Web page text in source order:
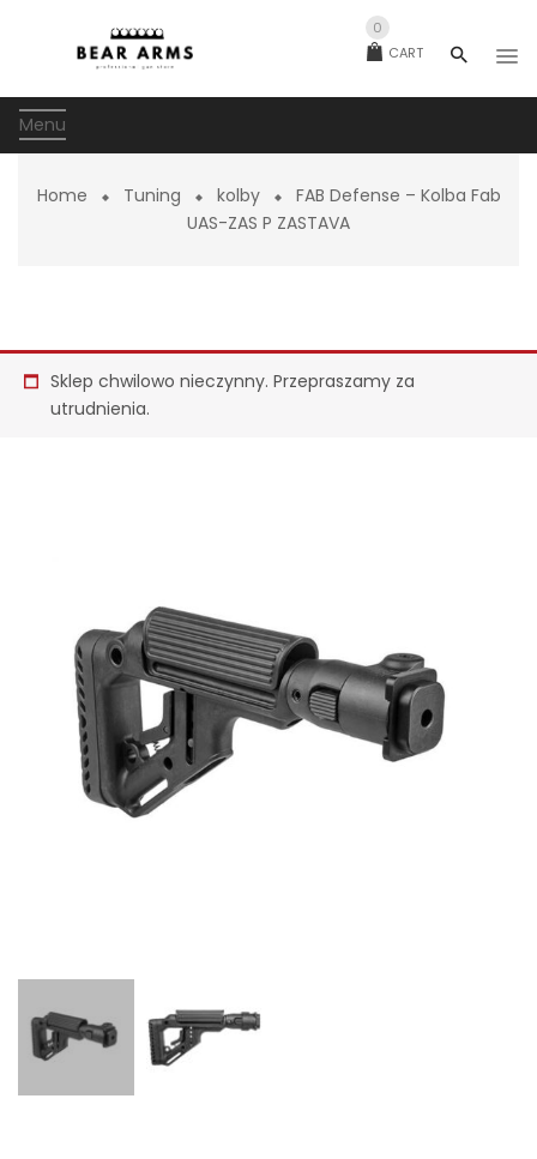
CART
0
Menu
Home Tuning kolby
FAB Defense – Kolba Fab
UAS-ZAS P ZASTAVA
Sklep chwilowo nieczynny. Przepraszamy za
utrudnienia.